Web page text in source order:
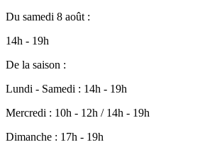
Du samedi 8 août :
14h - 19h
De la saison :
Lundi - Samedi : 14h - 19h
Mercredi : 10h - 12h / 14h - 19h
Dimanche : 17h - 19h